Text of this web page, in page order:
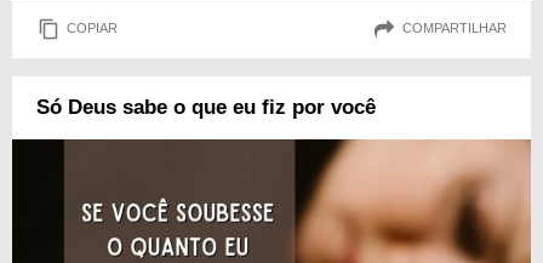
COPIAR COMPARTILHAR
Só Deus sabe o que eu fiz por você